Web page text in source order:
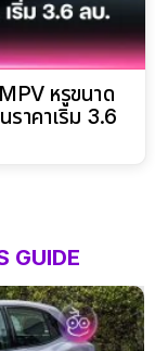
หรูขนาด
ราคาเริ่ม 3.6
GUIDE